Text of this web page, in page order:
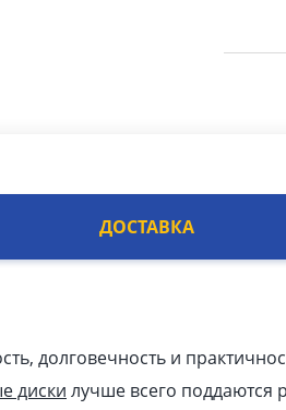
ДОСТАВКА
долговечность и
диски лучше всего поддаются